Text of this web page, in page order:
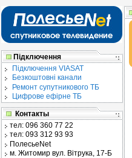
Підключення
Підключення VIASAT
Безкоштовні канали
Ремонт супутникового ТБ
Цифрове ефірне ТБ
Контакты
тел: 096 360 77 22
тел: 093 312 93 93
ПолесьеNet
м. Житомир вул. Вітрука, 17-Б